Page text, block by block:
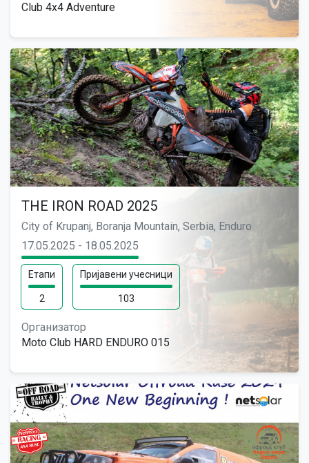
Club 4x4 Adventure
THE IRON ROAD 2025
City of Krupanj, Boranja Mountain, Serbia, Enduro
17.05.2025 - 18.05.2025
Етапи
2
Пријавени учесници
103
Организатор
Moto Club HARD ENDURO 015